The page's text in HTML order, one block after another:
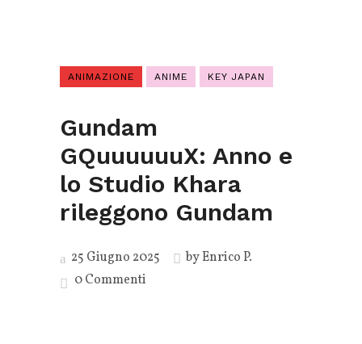
ANIMAZIONE ANIME KEY JAPAN
Gundam
GQuuuuuuX: Anno e
lo Studio Khara
rileggono Gundam
25 Giugno 2025 byEnrico P.
0 Commenti